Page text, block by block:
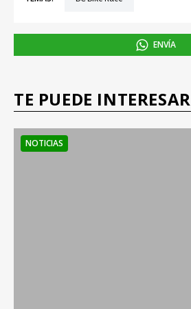
ENVÍA
TE PUEDE INTERESAR
NOTICIAS